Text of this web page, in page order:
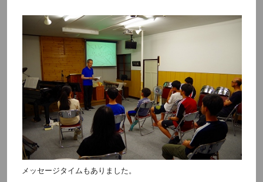
メッセージタイムもありました。